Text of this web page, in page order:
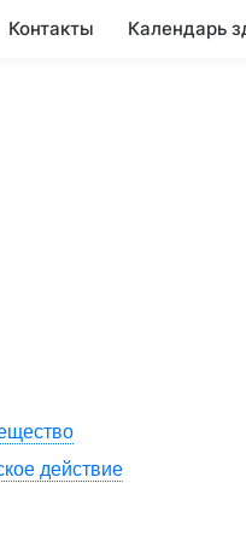
Контакты Календарь
действие